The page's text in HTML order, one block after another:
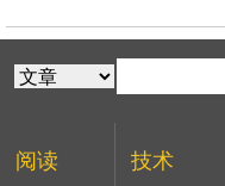
阅读 技术